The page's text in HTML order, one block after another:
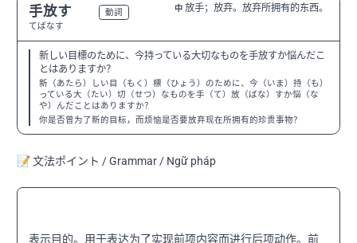
手放す
てばなす
動詞 中 放手；放弃。放弃所拥有的东西。
新しい目標のために、今持っている大切なものを手放すか悩んだこ
とはありますか？
新（あたら）しい目（もく）標（ひょう）のために、今（いま）持（も）
っている大（たい）切（せつ）なものを手（て）放（ばな）すか悩（な
や）んだことはありますか？
你是否曾为了新的目标，而烦恼是否要放弃现在所拥有的珍贵事物？
📝 文法ポイント / Grammar / Ngữ pháp
表示目的。用于表达为了实现前项内容而进行后项动作。前